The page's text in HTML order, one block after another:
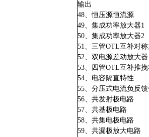
输出
48、恒压源恒流源
49、集成功率放大器1
50、集成功率放大器2
51、三管OTL互补对
52、双电源差动放大器
53、四管OTL互补推
54、电容隔直特性
55、分压式电流负反
56、共发射极电路
57、共基极电路
58、共集电极电路
59、共漏极放大电路